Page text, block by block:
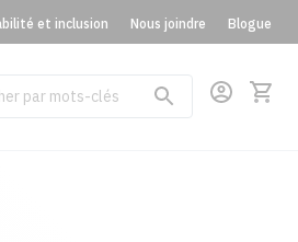
et inclusion Nous joindre Blogue